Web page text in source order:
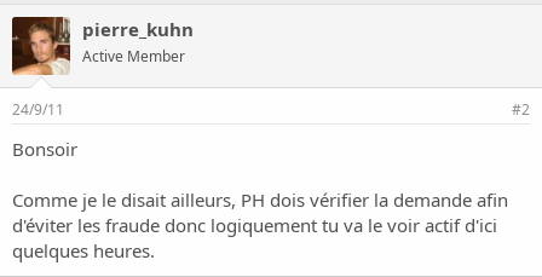
pierre_kuhn
Active Member
24/9/11 #2
Bonsoir
Comme je le disait ailleurs, PH dois vérifier la demande afin
d'éviter les fraude donc logiquement tu va le voir actif d'ici
quelques heures.